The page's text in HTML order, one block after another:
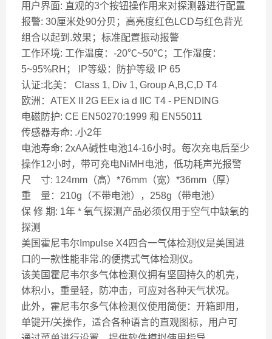
用户界面: 直观的3个按钮操作用来对探测器进行配置
报警: 30厘米处90分贝；高亮度红色LCD与红色背光
组合以起到.效果；标准配置振动报警
工作环境: 工作温度：-20℃~50℃；工作湿度：
5~95%RH； IP等级：防护等级 IP 65
认证:北美： Class 1, Div 1, Group A,B,C,D T4
欧洲：ATEX II 2G EEx ia d IIC T4 - PENDING
电磁防护: CE EN50270:1999 和 EN55011
传感器寿命: .小2年
电池寿命: 2xAA碱性电池14-16小时。每次充电后至少
操作12小时，带可充电NiMH电池，低功耗声光报警
尺 寸: 124mm（高）*76mm（宽）*36mm（厚）
重 量：210g（不带电池），258g（带电池）
保 修 期: 1年 * 氧气探测产品必须仅用于空气中缺氧的
探测
美国霍尼韦尔Impulse X4四合一气体检测仪是美国进
口的一款性能非常.的便携式气体检测仪。
该美国霍尼韦尔多气体检测仪拥有坚固持久的机壳，
体积小，重量轻，防冲击，可应对各种天气状况。
此外，霍尼韦尔多气体检测仪使用简便：开箱即用，
单键开/关操作，适合各种语言的直观图标，用户可